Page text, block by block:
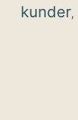
kunder,